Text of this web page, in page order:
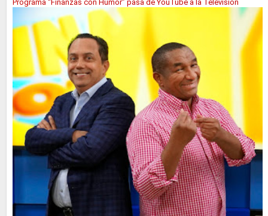
Programa “Finanzas con Humor” pasa de YouTube a la Television